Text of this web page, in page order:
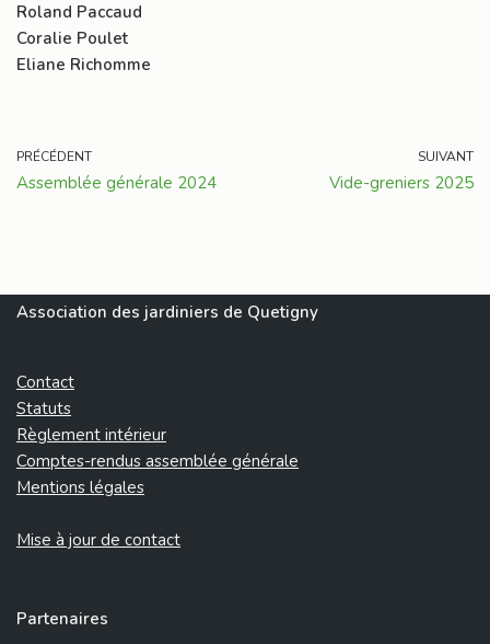
Roland Paccaud
Coralie Poulet
Eliane Richomme
PRÉCÉDENT
Assemblée générale 2024
SUIVANT
Vide-greniers 2025
Association des jardiniers de Quetigny
Contact
Statuts
Règlement intérieur
Comptes-rendus assemblée générale
Mentions légales
Mise à jour de contact
Partenaires